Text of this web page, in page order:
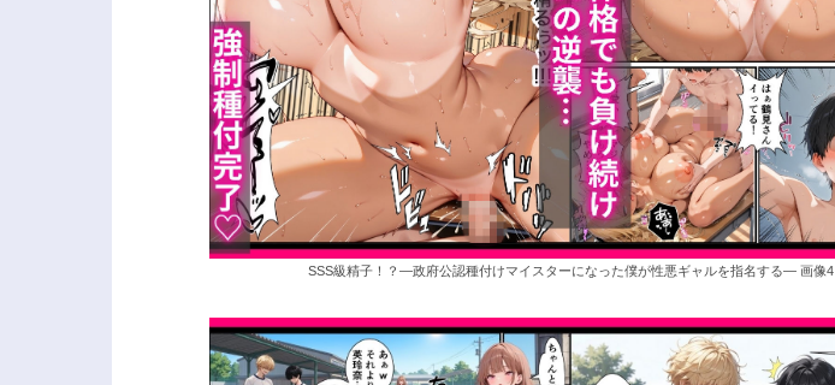
SSS級精子！？―政府公認種付けマイスターになった僕が性悪ギャルを指名する― 画像4